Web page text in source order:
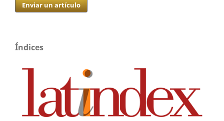
Enviar un artículo
Índices